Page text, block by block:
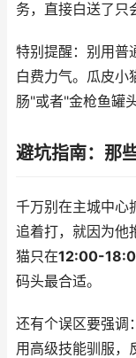
务，直接白送了只
特别提醒：别用普
白费力气。瓜皮小
肠"或者"金枪鱼罐
避坑指南：那
千万别在主城中心
追着打，就因为他
猫只在12:00-
码头最合适。
还有个误区要强调
用高级技能驯服，